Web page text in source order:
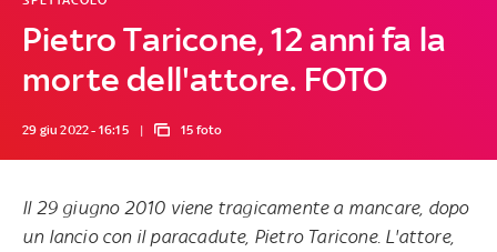
Pietro Taricone, 12 anni fa la
morte dell'attore. FOTO
29 giu 2022 - 16:15 15 foto
Il 29 giugno 2010 viene tragicamente a mancare, dopo
un lancio con il paracadute, Pietro Taricone. L'attore,